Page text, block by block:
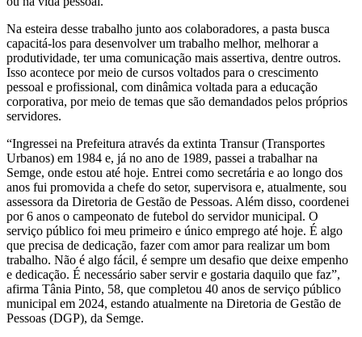
Na esteira desse trabalho junto aos colaboradores, a pasta busca
capacitá-los para desenvolver um trabalho melhor, melhorar a
produtividade, ter uma comunicação mais assertiva, dentre outros.
Isso acontece por meio de cursos voltados para o crescimento
pessoal e profissional, com dinâmica voltada para a educação
corporativa, por meio de temas que são demandados pelos próprios
servidores.
“Ingressei na Prefeitura através da extinta Transur (Transportes
Urbanos) em 1984 e, já no ano de 1989, passei a trabalhar na
Semge, onde estou até hoje. Entrei como secretária e ao longo dos
anos fui promovida a chefe do setor, supervisora e, atualmente, sou
assessora da Diretoria de Gestão de Pessoas. Além disso, coordenei
por 6 anos o campeonato de futebol do servidor municipal. O
serviço público foi meu primeiro e único emprego até hoje. É algo
que precisa de dedicação, fazer com amor para realizar um bom
trabalho. Não é algo fácil, é sempre um desafio que deixe empenho
e dedicação. É necessário saber servir e gostaria daquilo que faz”,
afirma Tânia Pinto, 58, que completou 40 anos de serviço público
municipal em 2024, estando atualmente na Diretoria de Gestão de
Pessoas (DGP), da Semge.